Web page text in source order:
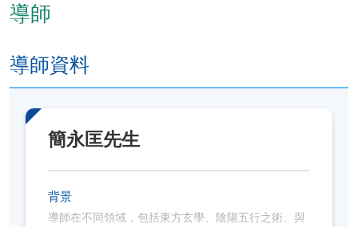
導師
導師資料
簡永匡先生
背景
導師在不同領域，包括東方玄學、陰陽五行之術、與